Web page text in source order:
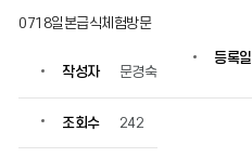
0718일본급식체험방문
작성자 문경숙
등록일
조회수 242